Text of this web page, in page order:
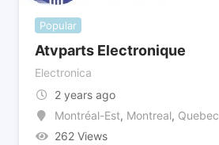
Popular
Atvparts Electronique
Electronica
2 years ago
Montréal-Est, Montreal, Quebec
262 Views